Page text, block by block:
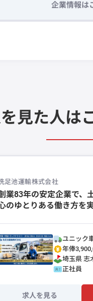
企業情報は
見た人は
足池運輸株式会社
業83年の安定企業で、
のゆとりある働き方を
ユニック
年俸
埼玉県 志
正社員
求人を見る